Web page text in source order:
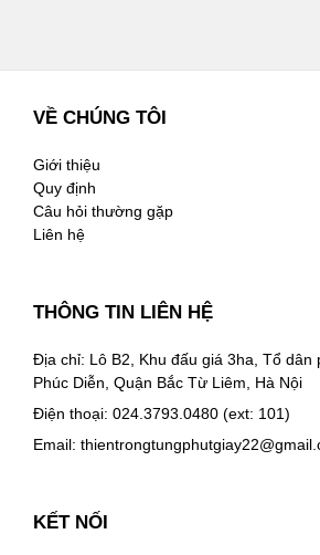
VỀ CHÚNG TÔI
Giới thiệu
Quy định
Câu hỏi thường gặp
Liên hệ
THÔNG TIN LIÊN HỆ
Địa chỉ: Lô B2, Khu đấu giá 3ha, Tổ dân
Phúc Diễn, Quận Bắc Từ Liêm, Hà Nội
Điện thoại: 024.3793.0480 (ext: 101)
Email:
KẾT NỐI